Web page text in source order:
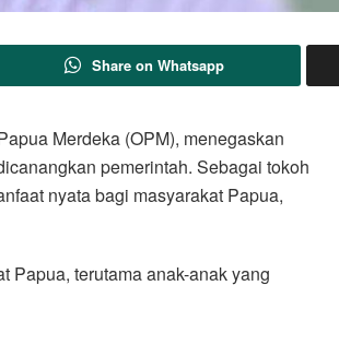
Share on Whatsapp
Merdeka (OPM), menegaskan
pemerintah. Sebagai tokoh
nyata bagi masyarakat Papua,
Papua, terutama anak-anak yang